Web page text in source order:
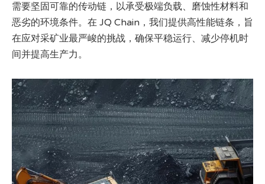
需要坚固可靠的传动链，以承受极端负载、磨蚀性材料和
恶劣的环境条件。在 JQ Chain，我们提供高性能链条，旨
在应对采矿业最严峻的挑战，确保平稳运行、减少停机时
间并提高生产力。